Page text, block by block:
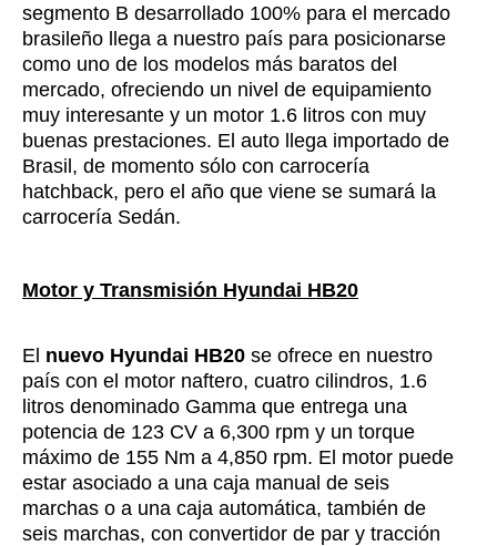
segmento B desarrollado 100% para el mercado
brasileño llega a nuestro país para posicionarse
como uno de los modelos más baratos del
mercado, ofreciendo un nivel de equipamiento
muy interesante y un motor 1.6 litros con muy
buenas prestaciones. El auto llega importado de
Brasil, de momento sólo con carrocería
hatchback, pero el año que viene se sumará la
carrocería Sedán.
Motor y Transmisión Hyundai HB20
El nuevo Hyundai HB20 se ofrece en nuestro
país con el motor naftero, cuatro cilindros, 1.6
litros denominado Gamma que entrega una
potencia de 123 CV a 6,300 rpm y un torque
máximo de 155 Nm a 4,850 rpm. El motor puede
estar asociado a una caja manual de seis
marchas o a una caja automática, también de
seis marchas, con convertidor de par y tracción